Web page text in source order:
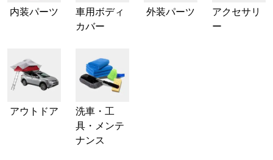
内装パーツ
車用ボディ
カバー
外装パーツ
アクセサリ
ー
アウトドア
洗車・工
具・メンテ
ナンス